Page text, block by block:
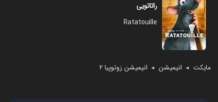
مایکت ◄ انیمیشن ◄ انیمیشن زوتوپیا ۲
راتاتویی
Ratatouille